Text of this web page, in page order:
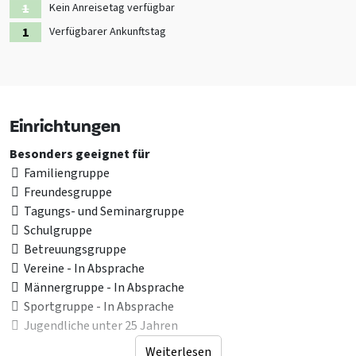
Kein Anreisetag verfügbar
Verfügbarer Ankunftstag
Einrichtungen
Besonders geeignet für
Familiengruppe
Freundesgruppe
Tagungs- und Seminargruppe
Schulgruppe
Betreuungsgruppe
Vereine - In Absprache
Männergruppe - In Absprache
Sportgruppe - In Absprache
Jugendliche unter 25 Jahren
Weiterlesen